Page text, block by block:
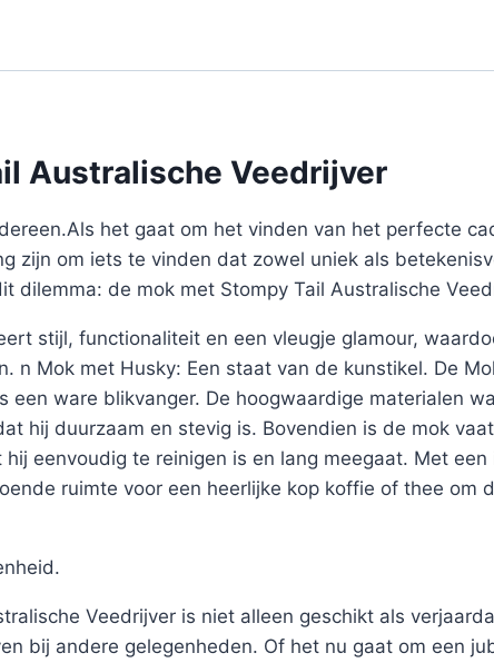
Australische Veedrijver
het gaat om het vinden van het perfecte
zijn om iets te vinden dat zowel uniek als
dilemma: de mok met Stompy Tail Australische
stijl, functionaliteit en een vleugje glamour,
n Mok met Husky: Een staat van de kunstikel. De
een ware blikvanger. De hoogwaardige materialen
hij duurzaam en stevig is. Bovendien is de mok
eenvoudig te reinigen is en lang meegaat. Met een
ruimte voor een heerlijke kop koffie of thee om
Veedrijver is niet alleen geschikt als
bij andere gelegenheden. Of het nu gaat om een